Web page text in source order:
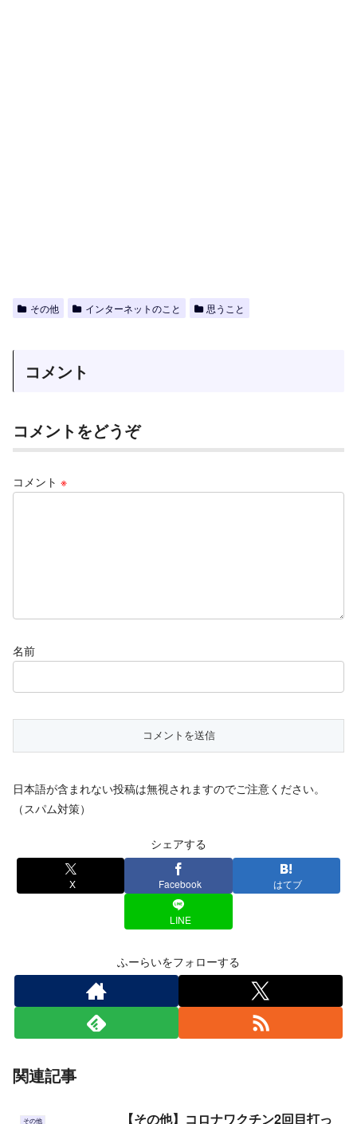
その他 インターネットのこと 思うこと
コメント
コメントをどうぞ
コメント ※
名前
日本語が含まれない投稿は無視されますのでご注意ください。
（スパム対策）
シェアする
X Facebook はてブ
LINE
ふーらいをフォローする
関連記事
その他
【その他】コロナワクチン2回目打っ